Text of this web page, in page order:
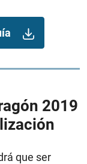
2019
que ser